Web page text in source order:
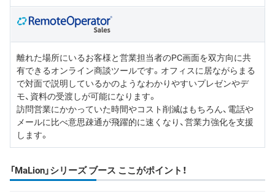
離れた場所にいるお客様と営業担当者のPC画面を双方向に共
有できるオンライン商談ツールです。オフィスに居ながらまる
で対面で説明しているかのようなわかりやすいプレゼンやデ
モ、資料の受渡しが可能になります。
訪問営業にかかっていた時間やコスト削減はもちろん、電話や
メールに比べ意思疎通が飛躍的に速くなり、営業力強化を支援
します。
「MaLion」シリーズ ブース ここがポイント！